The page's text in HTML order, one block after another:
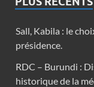
Sall, Kabila : le
présidence.
RDC – Burundi :
historique de la